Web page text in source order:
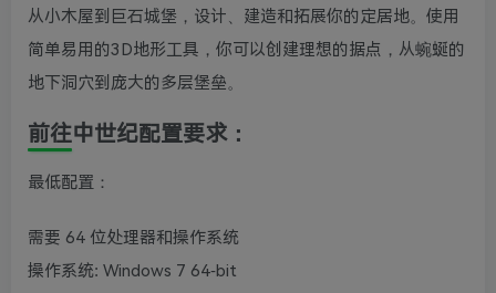
从小木屋到巨石城堡，设计、建造和拓展你的定居地。使用
简单易用的3D地形工具，你可以创建理想的据点，从蜿蜒的
地下洞穴到庞大的多层堡垒。
前往中世纪配置要求：
最低配置：
需要 64 位处理器和操作系统
操作系统: Windows 7 64-bit